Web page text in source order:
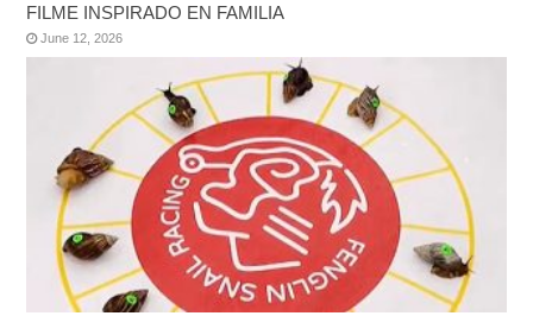
FILME INSPIRADO EN FAMILIA
June 12, 2026